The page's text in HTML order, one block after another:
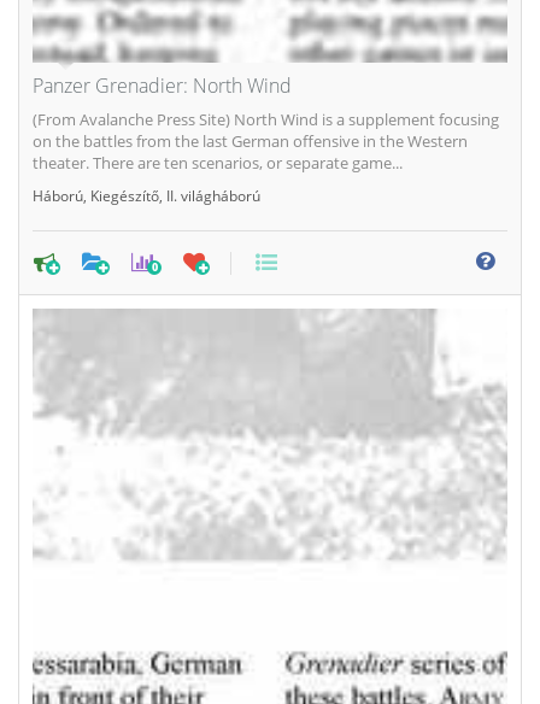
Panzer Grenadier: North Wind
(From Avalanche Press Site) North Wind is a supplement focusing
on the battles from the last German offensive in the Western
theater. There are ten scenarios, or separate game...
Háború Kiegészítő II. világháború
0